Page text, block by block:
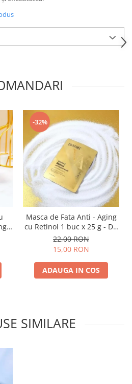
-
-32%
Masca de Fata Anti - Aging
cu Retinol 1 buc x 25 g - Dr.
Rashel Vitamin A Retinol
Anti-Aging Mask
22,00 RON
15,00 RON
ADAUGA IN COS
SIMILARE